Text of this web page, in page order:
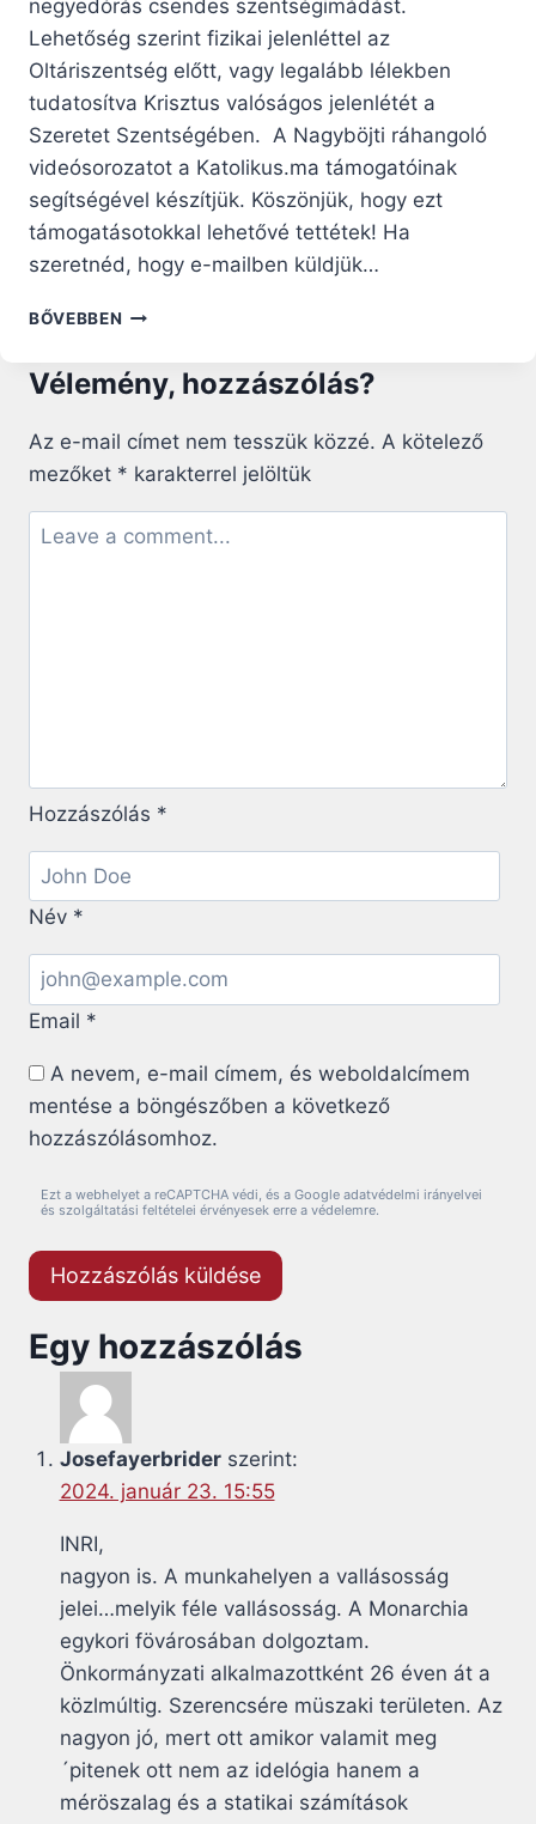
negyedórás csendes szentségimádást.
Lehetőség szerint fizikai jelenléttel az
Oltáriszentség előtt, vagy legalább lélekben
tudatosítva Krisztus valóságos jelenlétét a
Szeretet Szentségében. A Nagyböjti ráhangoló
videósorozatot a Katolikus.ma támogatóinak
segítségével készítjük. Köszönjük, hogy ezt
támogatásotokkal lehetővé tettétek! Ha
szeretnéd, hogy e-mailben küldjük…
BŐVEBBEN NAGYBÖJTI
VASÁRNAP
KÖZELSÉGÉBEN
Vélemény, hozzászólás?
Az e-mail címet nem tesszük közzé. A kötelező
mezőket * karakterrel jelöltük
Hozzászólás *
Név *
Email *
A nevem, e-mail címem, és weboldalcímem
mentése a böngészőben a következő
hozzászólásomhoz.
Ezt a webhelyet a reCAPTCHA védi, és a Google adatvédelmi irányelvei
és szolgáltatási feltételei érvényesek erre a védelemre.
Egy hozzászólás
Josefayerbrider szerint:
2024. január 23. 15:55
INRI,
nagyon is. A munkahelyen a vallásosság
jelei…melyik féle vallásosság. A Monarchia
egykori fövárosában dolgoztam.
Önkormányzati alkalmazottként 26 éven át a
közlmúltig. Szerencsére müszaki területen. Az
nagyon jó, mert ott amikor valamit meg
´pitenek ott nem az idelógia hanem a
méröszalag és a statikai számítások